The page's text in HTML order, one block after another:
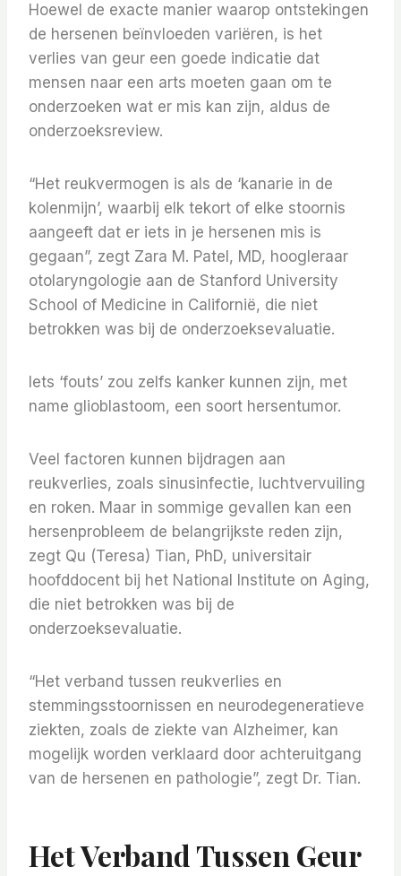
Hoewel de exacte manier waarop ontstekingen
de hersenen beïnvloeden variëren, is het
verlies van geur een goede indicatie dat
mensen naar een arts moeten gaan om te
onderzoeken wat er mis kan zijn, aldus de
onderzoeksreview.
“Het reukvermogen is als de ‘kanarie in de
kolenmijn’, waarbij elk tekort of elke stoornis
aangeeft dat er iets in je hersenen mis is
gegaan”, zegt Zara M. Patel, MD, hoogleraar
otolaryngologie aan de Stanford University
School of Medicine in Californië, die niet
betrokken was bij de onderzoeksevaluatie.
Iets ‘fouts’ zou zelfs kanker kunnen zijn, met
name glioblastoom, een soort hersentumor.
Veel factoren kunnen bijdragen aan
reukverlies, zoals sinusinfectie, luchtvervuiling
en roken. Maar in sommige gevallen kan een
hersenprobleem de belangrijkste reden zijn,
zegt Qu (Teresa) Tian, ​​PhD, universitair
hoofddocent bij het National Institute on Aging,
die niet betrokken was bij de
onderzoeksevaluatie.
“Het verband tussen reukverlies en
stemmingsstoornissen en neurodegeneratieve
ziekten, zoals de ziekte van Alzheimer, kan
mogelijk worden verklaard door achteruitgang
van de hersenen en pathologie”, zegt Dr. Tian.
Het Verband Tussen Geur